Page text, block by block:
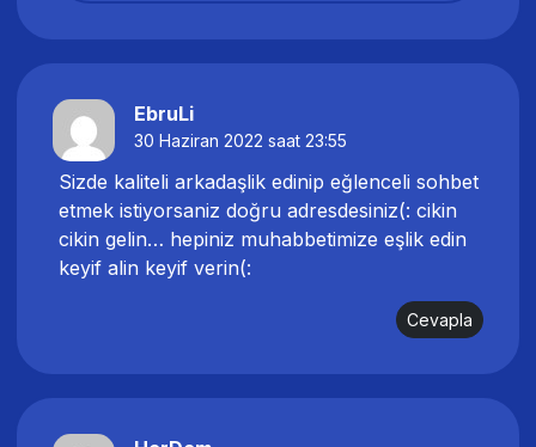
EbruLi
30 Haziran 2022 saat 23:55
Sizde kaliteli arkadaşlik edinip eğlenceli sohbet
etmek istiyorsaniz doğru adresdesiniz(: cikin
cikin gelin… hepiniz muhabbetimize eşlik edin
keyif alin keyif verin(:
Cevapla